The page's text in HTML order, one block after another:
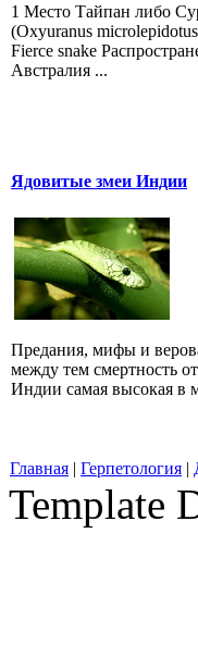
1 Место Тайпан либо
(Oxyuranus
Fierce snake
Австралия ...
Ядовитые змеи Индии
Предания, мифы и
между тем смертность
Индии самая высокая в
Главная Герпетология
Template